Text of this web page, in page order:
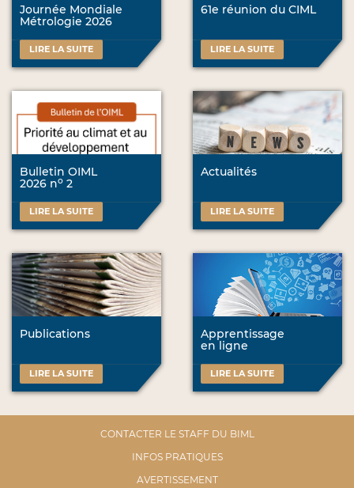
Journée Mondiale
Métrologie 2026
LIRE LA SUITE
61e réunion du CIML
LIRE LA SUITE
Bulletin OIML
2026 no 2
LIRE LA SUITE
Actualités
LIRE LA SUITE
Publications
LIRE LA SUITE
Apprentissage
en ligne
LIRE LA SUITE
CONTACTER LE STAFF DU BIML
INFOS PRATIQUES
AVERTISSEMENT